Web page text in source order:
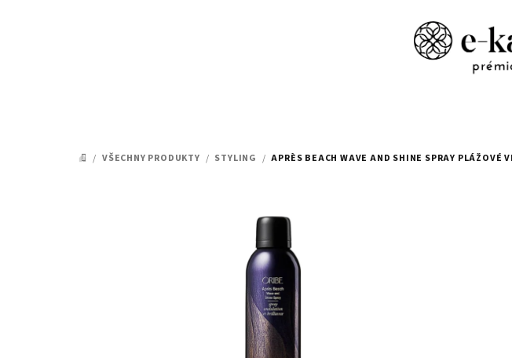
DOMŮ
/ VŠECHNY PRODUKTY / STYLING / APRÈS BEACH WAVE AND SHINE SPRAY PLÁŽOVÉ